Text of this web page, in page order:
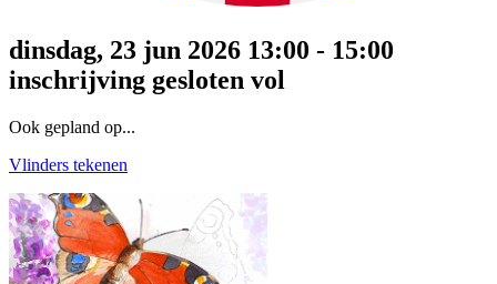
dinsdag, 23 jun 2026 13:00 - 15:00
inschrijving gesloten vol
Ook gepland op...
Vlinders tekenen